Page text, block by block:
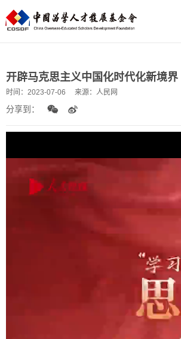
开辟马克思主义中国化时代化新境界
时间： 2023-07-06 来源： 人民网
分享到：